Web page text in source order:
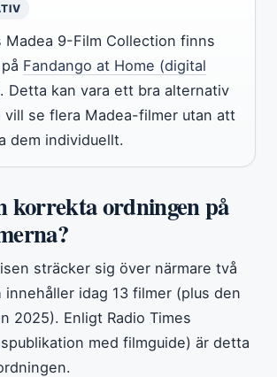
Madea 9-Film Collection finns
Fandango at Home (digital
. Detta kan vara ett bra alternativ
vill se flera Madea-filmer utan att
dem individuellt.
korrekta ordningen på
sträcker sig över närmare två
idag 13 filmer (plus den
2025). Enligt Radio Times
med filmguide) är detta